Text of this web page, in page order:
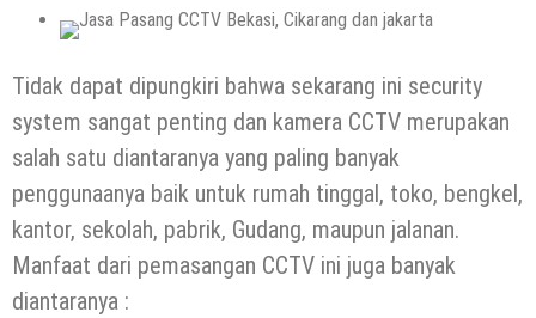
Tidak dapat dipungkiri bahwa sekarang ini security
system sangat penting dan kamera CCTV merupakan
salah satu diantaranya yang paling banyak
penggunaanya baik untuk rumah tinggal, toko, bengkel,
kantor, sekolah, pabrik, Gudang, maupun jalanan.
Manfaat dari pemasangan CCTV ini juga banyak
diantaranya :